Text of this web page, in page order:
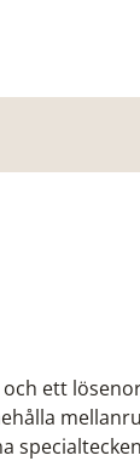
ett